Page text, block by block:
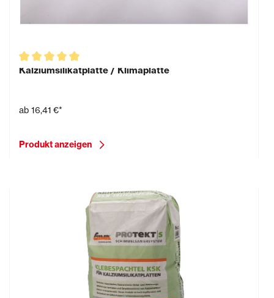
Kalziumsilikatplatte / Klimaplatte
ab 16,41 €*
Produkt anzeigen